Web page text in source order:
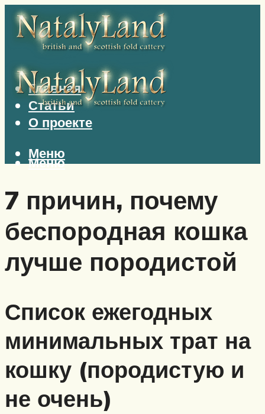
Главная
Статьи
О проекте
Меню
Меню
7 причин, почему
беспородная кошка
лучше породистой
Список ежегодных
минимальных трат на
кошку (породистую и
не очень)